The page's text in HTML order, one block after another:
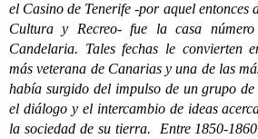
el Casino de Tenerife -por aquel entonces
Cultura y Recreo- fue la casa
Candelaria. Tales fechas le convierten
más veterana de Canarias y una de las
había surgido del impulso de un grupo de
el diálogo y el intercambio de ideas
la sociedad de su tierra. Entre 1850-